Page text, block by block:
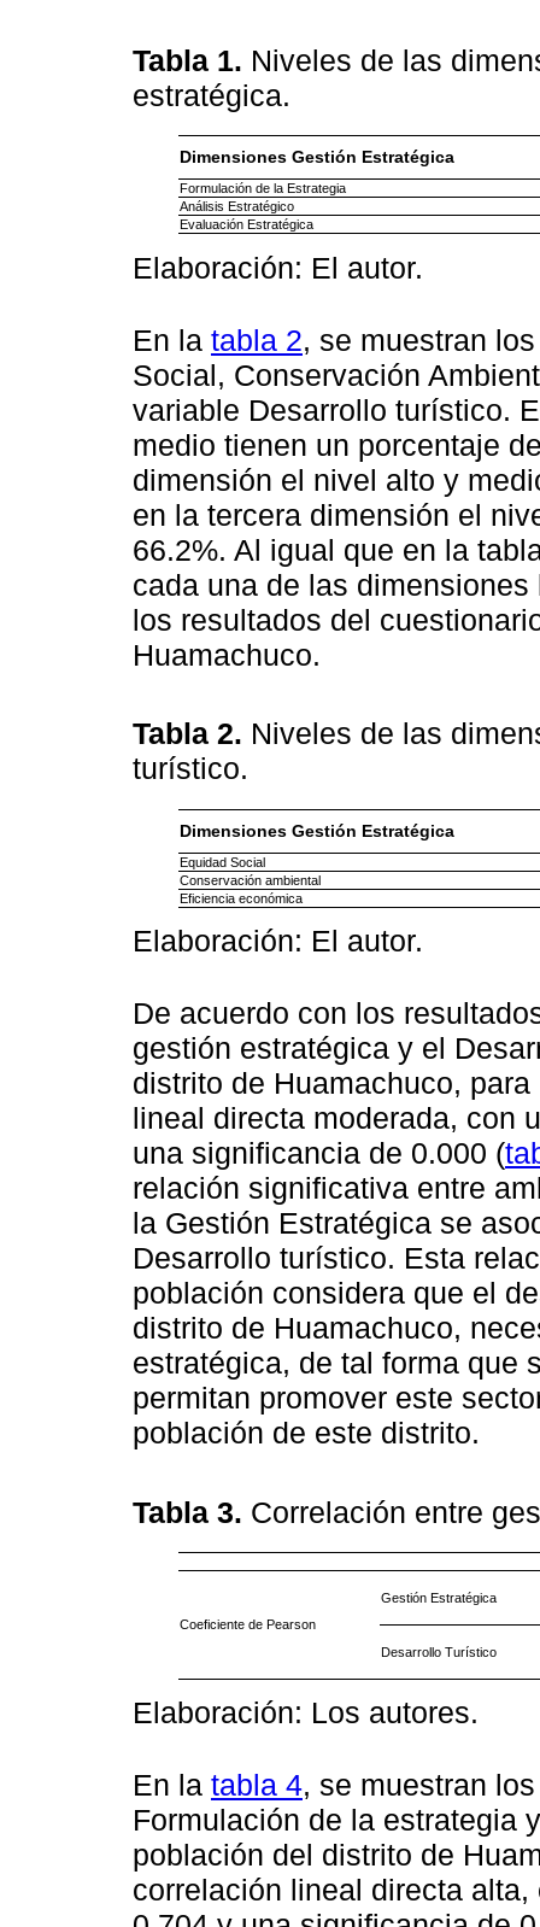
Tabla 1. Niveles de las
estratégica.
Dimensiones Gestión Estratégica
Formulación de la Estrategia
Análisis Estratégico
Evaluación Estratégica
Elaboración: El autor.
En la tabla 2, se muestran
Social, Conservación
variable Desarrollo turístico.
medio tienen un porcentaje
dimensión el nivel alto y
en la tercera dimensión el
66.2%. Al igual que en la
cada una de las
los resultados del
Huamachuco.
Tabla 2. Niveles de las
turístico.
Dimensiones Gestión Estratégica
Equidad Social
Conservación ambiental
Eficiencia económica
Elaboración: El autor.
De acuerdo con los
gestión estratégica y el
distrito de Huamachuco,
lineal directa moderada, con
una significancia de 0.000 (
relación significativa entre
la Gestión Estratégica se
Desarrollo turístico. Esta
población considera que el
distrito de Huamachuco,
estratégica, de tal forma que
permitan promover este
población de este distrito.
Tabla 3. Correlación entre
Coeficiente de Pearson
Gestión Estratégica
Desarrollo Turístico
Elaboración: Los autores.
En la tabla 4, se muestran
Formulación de la estrategia
población del distrito de
correlación lineal directa